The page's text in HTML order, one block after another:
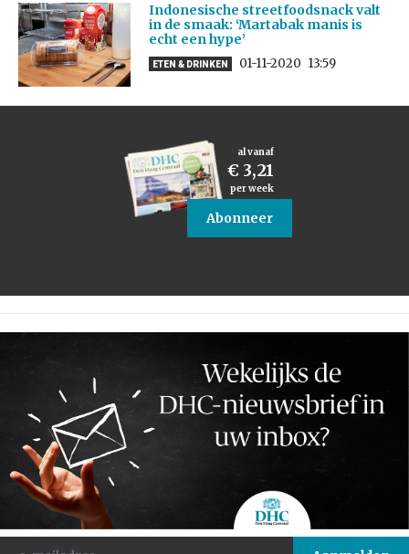
Indonesische streetfoodsnack valt
in de smaak: ‘Martabak manis is
echt een hype’
ETEN & DRINKEN 01-11-2020 13:59
al vanaf
€ 3,21
per week
Abonneer